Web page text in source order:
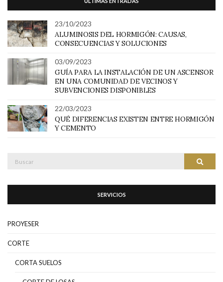
23/10/2023
ALUMINOSIS DEL HORMIGÓN: CAUSAS,
CONSECUENCIAS Y SOLUCIONES
03/09/2023
GUÍA PARA LA INSTALACIÓN DE UN ASCENSOR
EN UNA COMUNIDAD DE VECINOS Y
SUBVENCIONES DISPONIBLES
22/03/2023
QUÉ DIFERENCIAS EXISTEN ENTRE HORMIGÓN
Y CEMENTO
Buscar:
SERVICIOS
PROYESER
CORTE
CORTA SUELOS